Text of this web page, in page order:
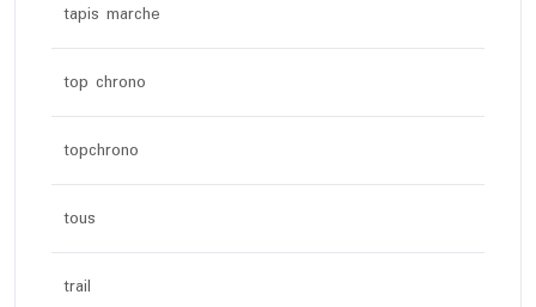
tapis marche
top chrono
topchrono
tous
trail